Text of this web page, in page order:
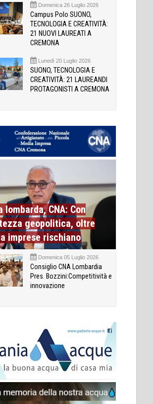
Domenica 26 Luglio 2026
Campus Polo SUONO,
TECNOLOGIA E CREATIVITÀ:
21 NUOVI LAUREATI A
CREMONA
Lunedì 20 Luglio 2026
SUONO, TECNOLOGIA E
CREATIVITÀ: 21 LAUREANDI
PROTAGONISTI A CREMONA
lombarda, CNA: Con
geopolitica, oltre
imprese rischiano
Domenica 05 Luglio 2026
Consiglio CNA Lombardia
Pres. Bozzini:Competitività e
innovazione